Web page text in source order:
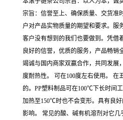
宗旨：信誉至上、确保质量、交货准
户对产品实物质量的期望和要求。服
客户没有想到的我们也要做到。凭借
良好的信誉，优质的服务，产品畅销
竭诚与国内商家双赢合作，共同发展
度耐热性。 可在100度左右使用。 在
的。PP塑料制品可在100℃下长时间
加热至150℃时也不会变形。具有良
影响。 常见的酸、碱有机溶剂对它